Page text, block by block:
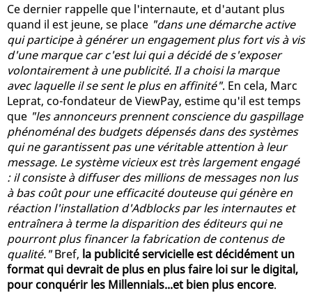
Ce dernier rappelle que l'internaute, et d'autant plus
quand il est jeune, se place "dans une démarche active
qui participe à générer un engagement plus fort vis à vis
d'une marque car c'est lui qui a décidé de s'exposer
volontairement à une publicité. Il a choisi la marque
avec laquelle il se sent le plus en affinité". En cela, Marc
Leprat, co-fondateur de ViewPay, estime qu'il est temps
que "les annonceurs prennent conscience du gaspillage
phénoménal des budgets dépensés dans des systèmes
qui ne garantissent pas une véritable attention à leur
message. Le système vicieux est très largement engagé
: il consiste à diffuser des millions de messages non lus
à bas coût pour une efficacité douteuse qui génère en
réaction l'installation d'Adblocks par les internautes et
entraînera à terme la disparition des éditeurs qui ne
pourront plus financer la fabrication de contenus de
qualité."Bref, la publicité servicielle est décidément un
format qui devrait de plus en plus faire loi sur le digital,
pour conquérir les Millennials...et bien plus encore.